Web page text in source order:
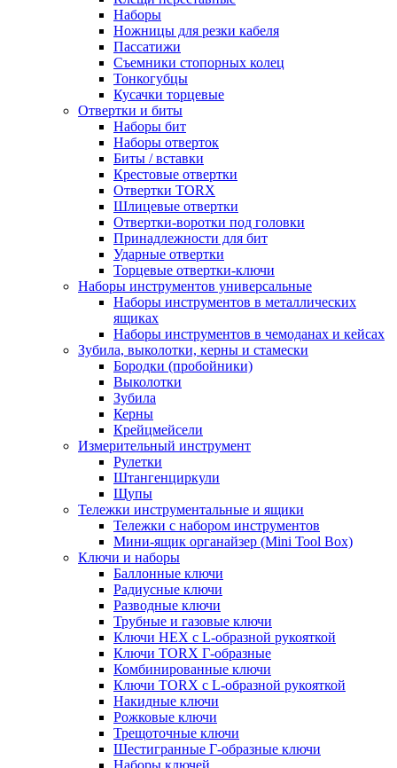
Наборы
Ножницы для резки кабеля
Пассатижи
Съемники стопорных колец
Тонкогубцы
Кусачки торцевые
Отвертки и биты
Наборы бит
Наборы отверток
Биты / вставки
Крестовые отвертки
Отвертки TORX
Шлицевые отвертки
Отвертки-воротки под головки
Принадлежности для бит
Ударные отвертки
Торцевые отвертки-ключи
Наборы инструментов универсальные
Наборы инструментов в металлических
ящиках
Наборы инструментов в чемоданах и кейсах
Зубила, выколотки, керны и стамески
Бородки (пробойники)
Выколотки
Зубила
Керны
Крейцмейсели
Измерительный инструмент
Рулетки
Штангенциркули
Щупы
Тележки инструментальные и ящики
Тележки с набором инструментов
Мини-ящик органайзер (Mini Tool Box)
Ключи и наборы
Баллонные ключи
Радиусные ключи
Разводные ключи
Трубные и газовые ключи
Ключи HEX с L-образной рукояткой
Ключи TORX Г-образные
Комбинированные ключи
Ключи TORX с L-образной рукояткой
Накидные ключи
Рожковые ключи
Трещоточные ключи
Шестигранные Г-образные ключи
Наборы ключей